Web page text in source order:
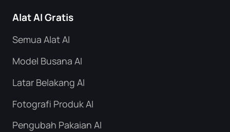
Alat AI Gratis
Semua Alat AI
Model Busana AI
Latar Belakang AI
Fotografi Produk AI
Pengubah Pakaian AI